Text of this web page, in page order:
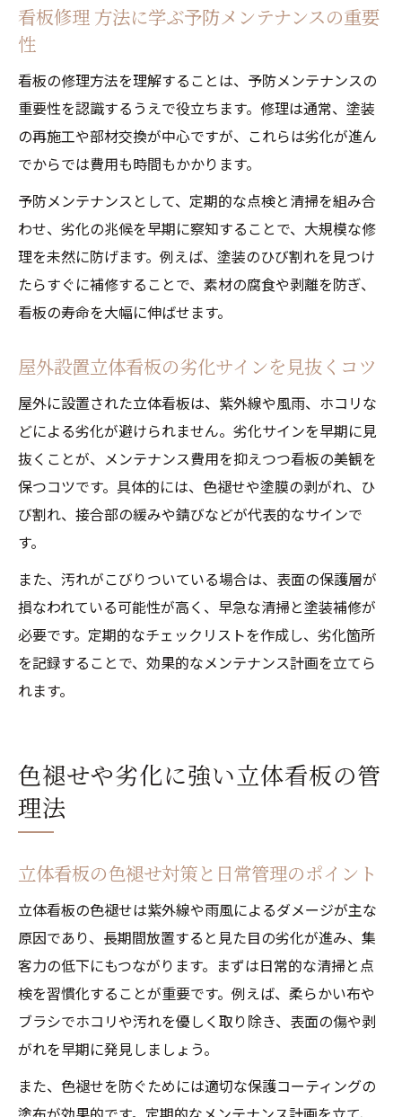
立体看板の素材別メンテナンス頻度と注意
看板 アクリル板 交換が必要なサインの見分
け方
再塗装や保護策で立体看板を美しく保つ
立体看板の再塗装で色褪せを復活させる方
法
保護フィルムやコーティングで美観を維持
立体看板の再塗装時に知っておきたい注意
点
看板修理費用を抑える再塗装タイミングと
は
看板修理 方法に学ぶ予防メンテナンスの重要
性
看板の修理方法を理解することは、予防メンテナンスの
重要性を認識するうえで役立ちます。修理は通常、塗装
の再施工や部材交換が中心ですが、これらは劣化が進ん
でからでは費用も時間もかかります。
予防メンテナンスとして、定期的な点検と清掃を組み合
わせ、劣化の兆候を早期に察知することで、大規模な修
理を未然に防げます。例えば、塗装のひび割れを見つけ
たらすぐに補修することで、素材の腐食や剥離を防ぎ、
看板の寿命を大幅に伸ばせます。
屋外設置立体看板の劣化サインを見抜くコツ
屋外に設置された立体看板は、紫外線や風雨、ホコリな
どによる劣化が避けられません。劣化サインを早期に見
抜くことが、メンテナンス費用を抑えつつ看板の美観を
保つコツです。具体的には、色褪せや塗膜の剥がれ、ひ
び割れ、接合部の緩みや錆びなどが代表的なサインで
す。
また、汚れがこびりついている場合は、表面の保護層が
損なわれている可能性が高く、早急な清掃と塗装補修が
必要です。定期的なチェックリストを作成し、劣化箇所
を記録することで、効果的なメンテナンス計画を立てら
れます。
色褪せや劣化に強い立体看板の管
理法
立体看板の色褪せ対策と日常管理のポイント
立体看板の色褪せは紫外線や雨風によるダメージが主な
原因であり、長期間放置すると見た目の劣化が進み、集
客力の低下にもつながります。まずは日常的な清掃と点
検を習慣化することが重要です。例えば、柔らかい布や
ブラシでホコリや汚れを優しく取り除き、表面の傷や剥
がれを早期に発見しましょう。
また、色褪せを防ぐためには適切な保護コーティングの